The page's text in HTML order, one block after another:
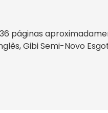
páginas
Gibi Semi-Novo